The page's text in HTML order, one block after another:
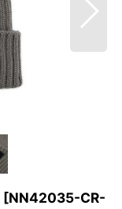
[NN42035-CR-